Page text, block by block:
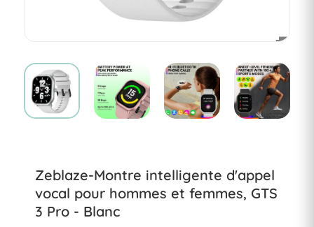
Zeblaze-Montre intelligente d'appel
vocal pour hommes et femmes, GTS
3 Pro - Blanc